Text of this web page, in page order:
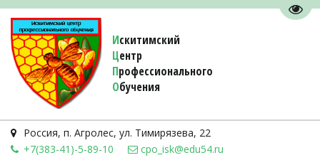
Искитимский
Центр
Профессионального
Обучения
Россия, п. Агролес, ул. Тимирязева, 22
+7(383-41)-5-89-10
cpo_isk@edu54.ru